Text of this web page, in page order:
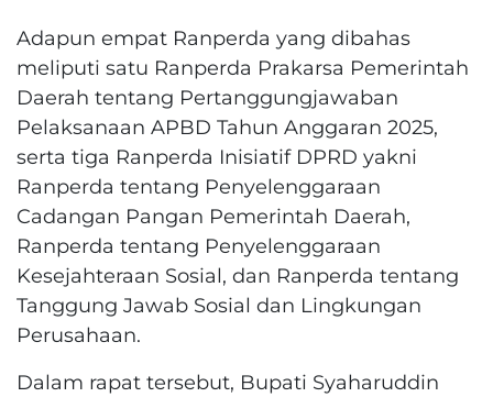
Adapun empat Ranperda yang dibahas
meliputi satu Ranperda Prakarsa Pemerintah
Daerah tentang Pertanggungjawaban
Pelaksanaan APBD Tahun Anggaran 2025,
serta tiga Ranperda Inisiatif DPRD yakni
Ranperda tentang Penyelenggaraan
Cadangan Pangan Pemerintah Daerah,
Ranperda tentang Penyelenggaraan
Kesejahteraan Sosial, dan Ranperda tentang
Tanggung Jawab Sosial dan Lingkungan
Perusahaan.
Dalam rapat tersebut, Bupati Syaharuddin